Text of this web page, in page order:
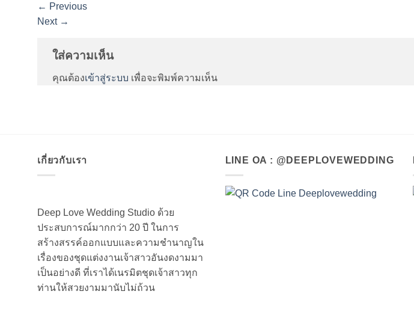
← Previous
Next →
ใส่ความเห็น
คุณต้องเข้าสู่ระบบ เพื่อจะพิมพ์ความเห็น
เกี่ยวกับเรา
Deep Love Wedding Studio ด้วย
ประสบการณ์มากกว่า 20 ปี ในการ
สร้างสรรค์ออกแบบและความชำนาญใน
เรื่องของชุดแต่งงานเจ้าสาวอันงดงามมา
เป็นอย่างดี ที่เราได้เนรมิตชุดเจ้าสาวทุก
ท่านให้สวยงามมานับไม่ถ้วน
LINE OA : @DEEPLOVEWEDDING